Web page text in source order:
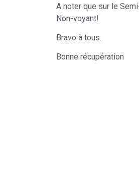
A noter que sur le
Non-voyant!
Bravo à tous.
Bonne récupération